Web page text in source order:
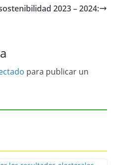
2023 – 2024:
para publicar un